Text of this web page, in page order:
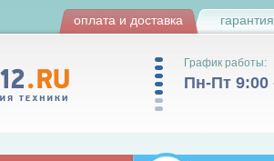
оплата и доставка гарантия
График работы:
Пн-Пт 9:00